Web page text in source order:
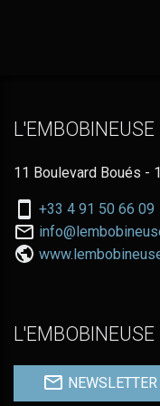
L'EMBOBINEUSE
11 Boulevard Boués -
Nous
téléphoner
au:
+33 4 91 50 66 09
Nous
contacter
L'EMBOBINEUSE
NEWSLETTER